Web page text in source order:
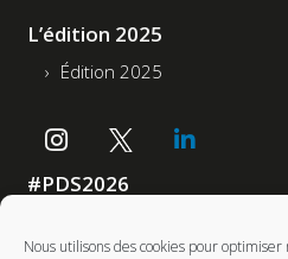
Nous utilisons des cookies pour
L’édition 2025
Édition 2025
#PDS2026